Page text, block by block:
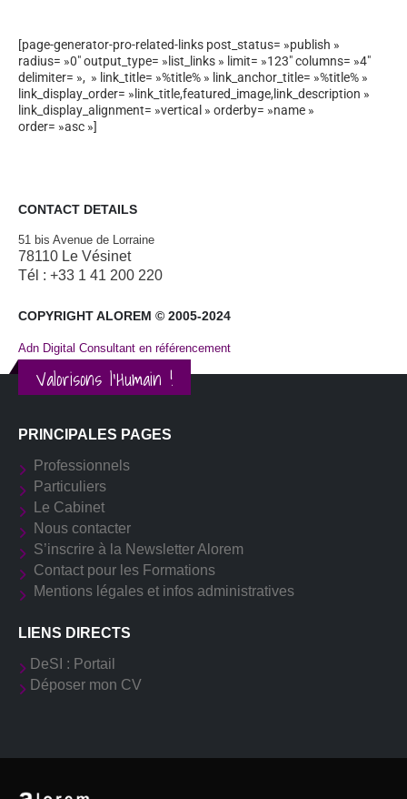
[page-generator-pro-related-links post_status= »publish »
radius= »0″ output_type= »list_links » limit= »123″ columns= »4″
delimiter= », » link_title= »%title% » link_anchor_title= »%title% »
link_display_order= »link_title,featured_image,link_description »
link_display_alignment= »vertical » orderby= »name »
order= »asc »]
CONTACT DETAILS
51 bis Avenue de Lorraine
78110 Le Vésinet
Tél : +33 1 41 200 220
COPYRIGHT ALOREM © 2005-2024
Adn Digital Consultant en référencement
Valorisons l'Humain !
PRINCIPALES PAGES
Professionnels
Particuliers
Le Cabinet
Nous contacter
S’inscrire à la Newsletter Alorem
Contact pour les Formations
Mentions légales et infos administratives
LIENS DIRECTS
DeSI : Portail
Déposer mon CV